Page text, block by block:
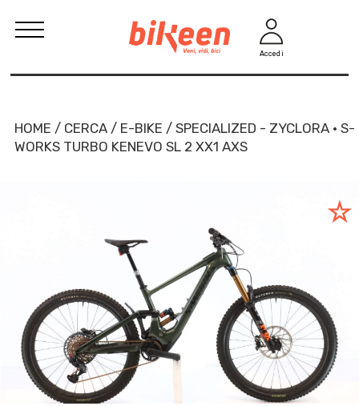
Accedi
HOME / CERCA / E-BIKE / SPECIALIZED - ZYCLORA · S-
WORKS TURBO KENEVO SL 2 XX1 AXS